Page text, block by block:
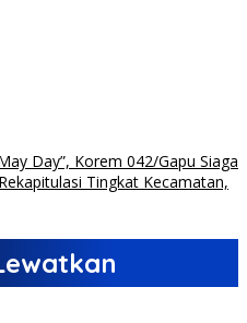
Day”, Korem 042/Gapu Siaga
Tingkat Kecamatan,